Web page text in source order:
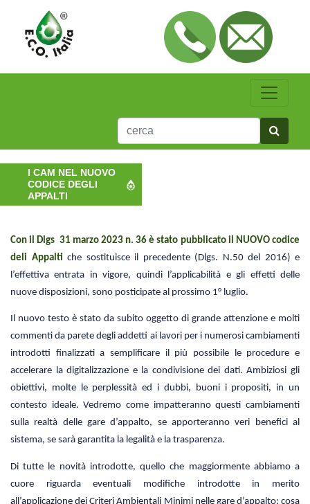
I CAM NEL NUOVO
CODICE DEGLI
APPALTI
Con il Dlgs 31 marzo 2023 n. 36 è stato pubblicatoil NUOVO codice
deli Appalti che sostituisce il precedente (Dlgs. N.50 del 2016) e
l’effettiva entrata in vigore, quindi l’applicabilità e gli effetti delle
nuove disposizioni, sono posticipate al prossimo 1° luglio.
Il nuovo testo è stato da subito oggetto di grande attenzione e molti
commenti da parete degli addetti ai lavori per i numerosi cambiamenti
introdotti finalizzati a semplificare il più possibile le procedure e
accelerare la digitalizzazione e la condivisione dei dati. Ambiziosi gli
obiettivi, molte le perplessità ed i dubbi, buoni i propositi, in un
contesto ideale. Vedremo come impatteranno questi cambiamenti
sulla realtà delle gare d’appalto, se apporteranno veri benefici al
sistema, se sarà garantita la legalità e la trasparenza.
Di tutte le novità introdotte, quello che maggiormente abbiamo a
cuore riguarda eventuali modifiche introdotte in merito
all’applicazione dei Criteri Ambientali Minimi nelle gare d’appalto: cosa